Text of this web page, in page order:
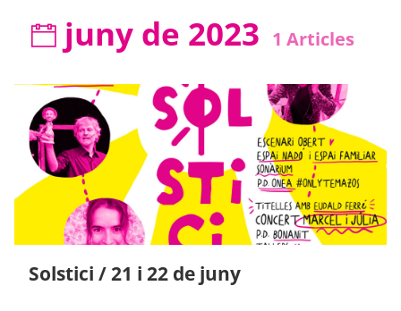
juny de 2023 1 Articles
Solstici / 21 i 22 de juny